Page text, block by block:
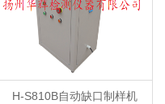
H-S810B自动缺口制样机